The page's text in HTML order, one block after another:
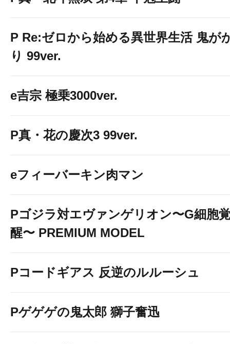
P Re:ゼロから始める異世界生活 鬼が
り 99ver.
e吉宗 極乗3000ver.
P真・花の慶次3 99ver.
eフィーバーキン肉マン
Pゴジラ対エヴァンゲリオン〜G細胞
醒〜 PREMIUM MODEL
Pコードギアス 反逆のルルーシュ
Pゲゲゲの鬼太郎 獅子奮迅